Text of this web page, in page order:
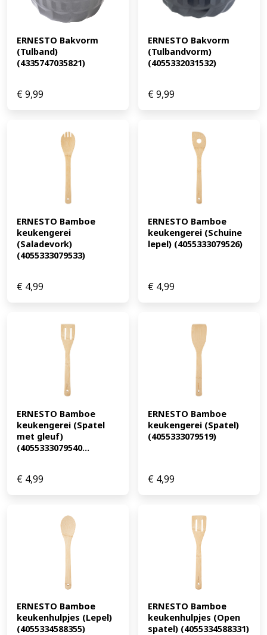
ERNESTO Bakvorm
(Tulband)
(4335747035821)
€9,99
ERNESTO Bakvorm
(Tulbandvorm)
(4055332031532)
€9,99
ERNESTO Bamboe
keukengerei
(Saladevork)
(4055333079533)
€ 4,99
ERNESTO Bamboe
keukengerei (Schuine
lepel) (4055333079526)
€ 4,99
ERNESTO Bamboe
keukengerei (Spatel
met gleuf)
(4055333079540...
€ 4,99
ERNESTO Bamboe
keukengerei (Spatel)
(4055333079519)
€ 4,99
ERNESTO Bamboe
keukenhulpjes (Lepel)
(4055334588355)
ERNESTO Bamboe
keukenhulpjes (Open
spatel) (4055334588331)